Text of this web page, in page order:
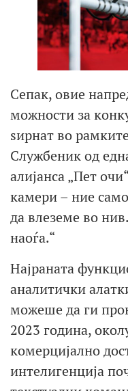
Сепак, овие
можности за
ѕирнат во
Службеник од
алијанса „Пет
камери – ние
да влеземе во
наоѓа.“
Најраната
аналитички
можеше да ги
2023 година,
комерцијално
интелигенција